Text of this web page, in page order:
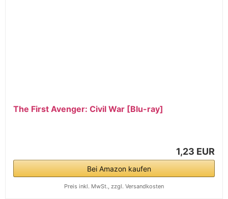
The First Avenger: Civil War [Blu-ray]
1,23 EUR
Bei Amazon kaufen
Preis inkl. MwSt., zzgl. Versandkosten